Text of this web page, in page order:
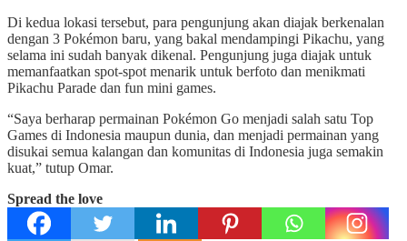
Di kedua lokasi tersebut, para pengunjung akan diajak berkenalan
dengan 3 Pokémon baru, yang bakal mendampingi Pikachu, yang
selama ini sudah banyak dikenal. Pengunjung juga diajak untuk
memanfaatkan spot-spot menarik untuk berfoto dan menikmati
Pikachu Parade dan fun mini games.
“Saya berharap permainan Pokémon Go menjadi salah satu Top
Games di Indonesia maupun dunia, dan menjadi permainan yang
disukai semua kalangan dan komunitas di Indonesia juga semakin
kuat,” tutup Omar.
Spread the love